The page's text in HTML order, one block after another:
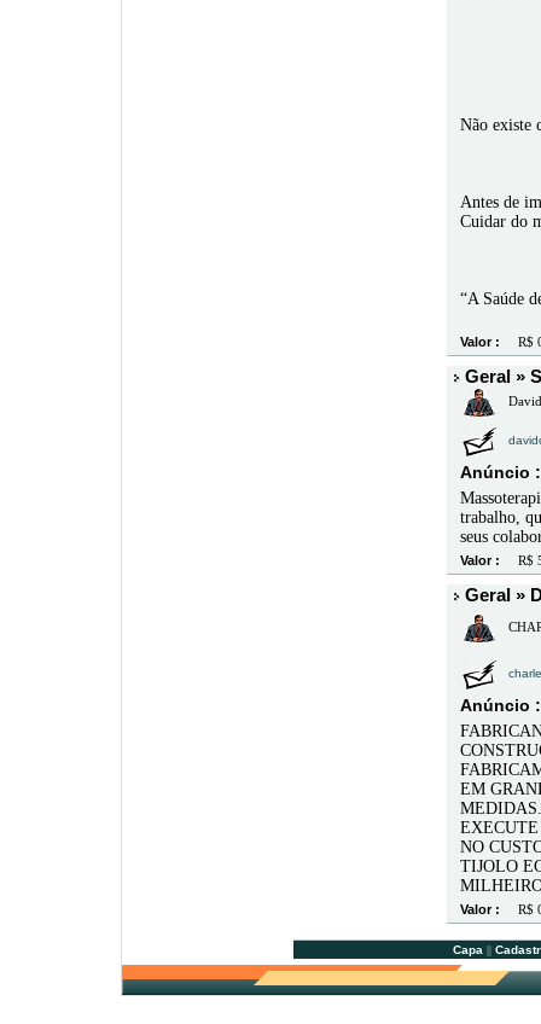
Não existe
Antes de
Cuidar do
“A Saúde
Valor : R$
Geral »
Anúncio :
trabalho,
seus
Valor : R$
Geral »
Anúncio :
EM
MEDIDAS.
NO
TIJOLO
Valor : R$
Capa ||